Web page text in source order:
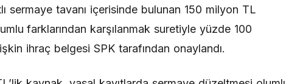
sermaye tavanı içerisinde bulunan 150 milyon TL
farklarından karşılanmak suretiyle yüzde 100
ihraç belgesi SPK tarafından onaylandı.